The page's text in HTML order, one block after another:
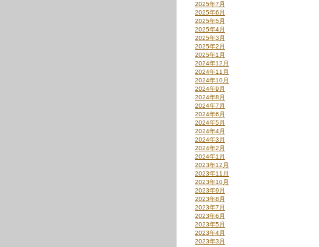
2025年7月
2025年6月
2025年5月
2025年4月
2025年3月
2025年2月
2025年1月
2024年12月
2024年11月
2024年10月
2024年9月
2024年8月
2024年7月
2024年6月
2024年5月
2024年4月
2024年3月
2024年2月
2024年1月
2023年12月
2023年11月
2023年10月
2023年9月
2023年8月
2023年7月
2023年6月
2023年5月
2023年4月
2023年3月